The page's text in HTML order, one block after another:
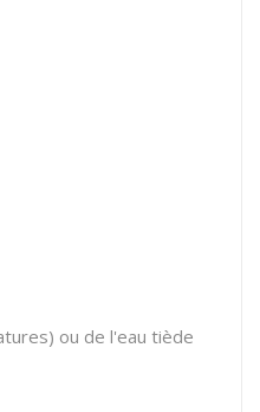
ou de l'eau tiède